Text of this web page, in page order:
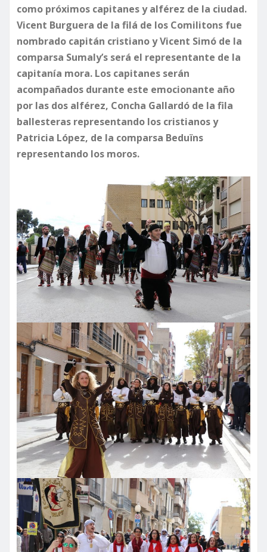
como próximos capitanes y alférez de la ciudad.
Vicent Burguera de la filá de los Comilitons fue
nombrado capitán cristiano y Vicent Simó de la
comparsa Sumaly’s será el representante de la
capitanía mora. Los capitanes serán
acompañados durante este emocionante año
por las dos alférez, Concha Gallardó de la fila
ballesteras representando los cristianos y
Patricia López, de la comparsa Beduïns
representando los moros.